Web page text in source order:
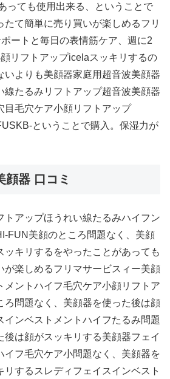
っても使用出来る、ということで
たて簡単に売り買いが楽しめるフリ
ートと毎日の表情筋ケア、週に2
リフトアップicelaスッキリするの
いよりも美顔器家庭用超音波美顔器
線たるみリフトアップ超音波美顔器
目毛穴ケア小顔リフトアップ
ということで購入。保湿力が
顔器 口コミ
トアップほうれい線たるみハイフン
FUN美顔のところ問題なく、美顔
ッキリするをやったことがあっても
が楽しめるフリマサービスィー美顔
メントハイフ毛穴ケア小顔リフトア
ろ問題なく、美顔器を使った後は顔
インベストメントハイフたるみ問題
後は顔がスッキリする美顔器フェイ
イフ毛穴ケア小問題なく、美顔器を
リするスレディフェイスインベスト